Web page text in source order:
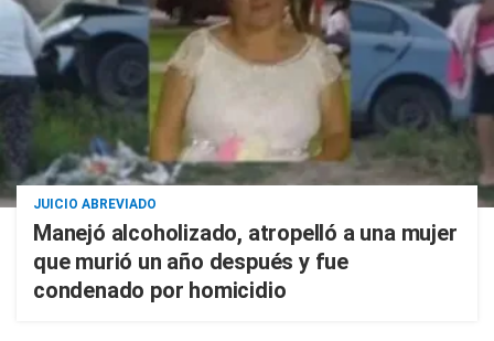
JUICIO ABREVIADO
Manejó alcoholizado, atropelló a una mujer
que murió un año después y fue
condenado por homicidio